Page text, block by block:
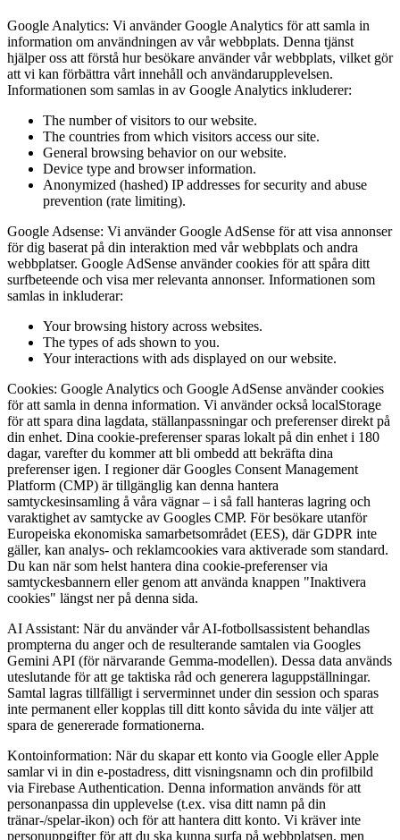
Google Analytics: Vi använder Google Analytics för att samla in
information om användningen av vår webbplats. Denna tjänst
hjälper oss att förstå hur besökare använder vår webbplats, vilket gör
att vi kan förbättra vårt innehåll och användarupplevelsen.
Informationen som samlas in av Google Analytics inkluderer:
The number of visitors to our website.
The countries from which visitors access our site.
General browsing behavior on our website.
Device type and browser information.
Anonymized (hashed) IP addresses for security and abuse
prevention (rate limiting).
Google Adsense: Vi använder Google AdSense för att visa annonser
för dig baserat på din interaktion med vår webbplats och andra
webbplatser. Google AdSense använder cookies för att spåra ditt
surfbeteende och visa mer relevanta annonser. Informationen som
samlas in inkluderar:
Your browsing history across websites.
The types of ads shown to you.
Your interactions with ads displayed on our website.
Cookies: Google Analytics och Google AdSense använder cookies
för att samla in denna information. Vi använder också localStorage
för att spara dina lagdata, ställanpassningar och preferenser direkt på
din enhet. Dina cookie-preferenser sparas lokalt på din enhet i 180
dagar, varefter du kommer att bli ombedd att bekräfta dina
preferenser igen. I regioner där Googles Consent Management
Platform (CMP) är tillgänglig kan denna hantera
samtyckesinsamling å våra vägnar – i så fall hanteras lagring och
varaktighet av samtycke av Googles CMP. För besökare utanför
Europeiska ekonomiska samarbetsområdet (EES), där GDPR inte
gäller, kan analys- och reklamcookies vara aktiverade som standard.
Du kan när som helst hantera dina cookie-preferenser via
samtyckesbannern eller genom att använda knappen "Inaktivera
cookies" längst ner på denna sida.
AI Assistant: När du använder vår AI-fotbollsassistent behandlas
prompterna du anger och de resulterande samtalen via Googles
Gemini API (för närvarande Gemma-modellen). Dessa data används
uteslutande för att ge taktiska råd och generera laguppställningar.
Samtal lagras tillfälligt i serverminnet under din session och sparas
inte permanent eller kopplas till ditt konto såvida du inte väljer att
spara de genererade formationerna.
Kontoinformation: När du skapar ett konto via Google eller Apple
samlar vi in din e-postadress, ditt visningsnamn och din profilbild
via Firebase Authentication. Denna information används för att
personanpassa din upplevelse (t.ex. visa ditt namn på din
tränar-/spelar-ikon) och för att hantera ditt konto. Vi kräver inte
personuppgifter för att du ska kunna surfa på webbplatsen, men